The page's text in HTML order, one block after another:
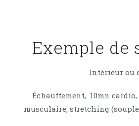
Exemple de
Intérieur ou
Échauffement, 10mn cardio,
musculaire, stretching